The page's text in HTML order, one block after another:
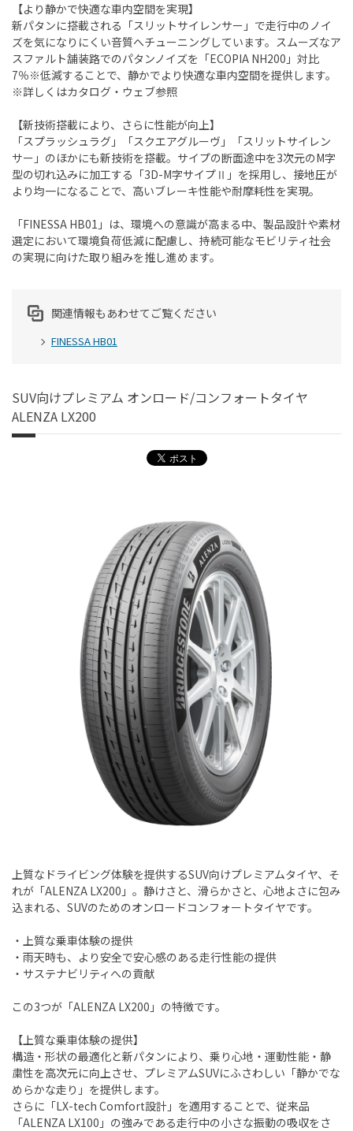
【より静かで快適な車内空間を実現】
新パタンに搭載される「スリットサイレンサー」で走行中のノイ
ズを気になりにくい音質へチューニングしています。スムーズなア
スファルト舗装路でのパタンノイズを「ECOPIA NH200」対比
7％※低減することで、静かでより快適な車内空間を提供します。
※詳しくはカタログ・ウェブ参照
【新技術搭載により、さらに性能が向上】
「スプラッシュラグ」「スクエアグルーヴ」「スリットサイレン
サー」のほかにも新技術を搭載。サイプの断面途中を3次元のM字
型の切れ込みに加工する「3D-M字サイプⅡ」を採用し、接地圧が
より均一になることで、高いブレーキ性能や耐摩耗性を実現。
「FINESSA HB01」は、環境への意識が高まる中、製品設計や素材
選定において環境負荷低減に配慮し、持続可能なモビリティ社会
の実現に向けた取り組みを推し進めます。
関連情報もあわせてご覧ください
FINESSA HB01
SUV向けプレミアム オンロード/コンフォートタイヤ
ALENZA LX200
上質なドライビング体験を提供するSUV向けプレミアムタイヤ、そ
れが「ALENZA LX200」。静けさと、滑らかさと、心地よさに包み
込まれる、SUVのためのオンロードコンフォートタイヤです。
・上質な乗車体験の提供
・雨天時も、より安全で安心感のある走行性能の提供
・サステナビリティへの貢献
この3つが「ALENZA LX200」の特徴です。
【上質な乗車体験の提供】
構造・形状の最適化と新パタンにより、乗り心地・運動性能・静
粛性を高次元に向上させ、プレミアムSUVにふさわしい「静かでな
めらかな走り」を提供します。
さらに「LX-tech Comfort設計」を適用することで、従来品
「ALENZA LX100」の強みである走行中の小さな振動の吸収をさ